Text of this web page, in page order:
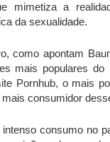
mimetiza a
da sexualidade.
como apontam
mais populares
Pornhub, o mais
consumidor
consumo no